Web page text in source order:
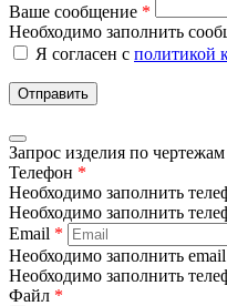
Ваше сообщение *
Необходимо заполнить
Я согласен с политикой
Отправить
Запрос изделия по чертежам
Телефон *
Необходимо заполнить
Необходимо заполнить
Email *
Необходимо заполнить email
Необходимо заполнить
Файл *